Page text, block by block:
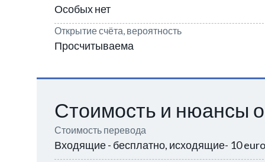
Особых нет
Открытие счёта, вероятность
Просчитываема
Стоимость и нюансы
Стоимость перевода
Входящие - бесплатно, исходящие- 10